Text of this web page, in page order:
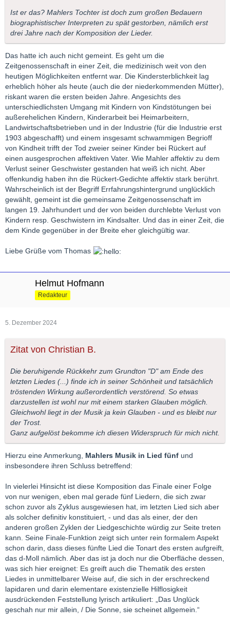
Ist er das? Mahlers Tochter ist doch zum großen Bedauern
biographistischer Interpreten zu spät gestorben, nämlich erst
drei Jahre nach der Komposition der Lieder.
Das hatte ich auch nicht gemeint. Es geht um die
Zeitgenossenschaft in einer Zeit, die medizinisch weit von den
heutigen Möglichkeiten entfernt war. Die Kindersterblichkeit lag
erheblich höher als heute (auch die der niederkommenden Mütter),
riskant waren die ersten beiden Jahre. Angesichts des
unterschiedlichsten Umgang mit Kindern von Kindstötungen bei
außerehelichen Kindern, Kinderarbeit bei Heimarbeitern,
Landwirtschaftsbetrieben und in der Industrie (für die Industrie erst
1903 abgeschafft) und einem insgesamt schwammigen Begrioff
von Kindheit trifft der Tod zweier seiner Kinder bei Rückert auf
einen ausgesprochen affektiven Vater. Wie Mahler affektiv zu dem
Verlust seiner Geschwister gestanden hat weiß ich nicht. Aber
offenkundig haben ihn die Rückert-Gedichte affektiv stark berührt.
Wahrscheinlich ist der Begriff Errfahrungshintergrund unglücklich
gewählt, gemeint ist die gemeinsame Zeitgenossenschaft im
langen 19. Jahrhundert und der von beiden durchlebte Verlust von
Kindern resp. Geschwistern im Kindsalter. Und das in einer Zeit, die
dem Kinde gegenüber in der Breite eher gleichgültig war.
Liebe Grüße vom Thomas
Helmut Hofmann
Redakteur
5. Dezember 2024
Zitat von Christian B.
Die beruhigende Rückkehr zum Grundton "D" am Ende des
letzten Liedes (...) finde ich in seiner Schönheit und tatsächlich
tröstenden Wirkung außerordentlich verstörend. So etwas
darzustellen ist wohl nur mit einem starken Glauben möglich.
Gleichwohl liegt in der Musik ja kein Glauben - und es bleibt nur
der Trost.
Ganz aufgelöst bekomme ich diesen Widerspruch für mich nicht.
Hierzu eine Anmerkung, Mahlers Musik in Lied fünf und
insbesondere ihren Schluss betreffend:
In vielerlei Hinsicht ist diese Komposition das Finale einer Folge
von nur wenigen, eben mal gerade fünf Liedern, die sich zwar
schon zuvor als Zyklus ausgewiesen hat, im letzten Lied sich aber
als solcher definitiv konstituiert, - und das als einer, der den
anderen großen Zyklen der Liedgeschichte würdig zur Seite treten
kann. Seine Finale-Funktion zeigt sich unter rein formalem Aspekt
schon darin, dass dieses fünfte Lied die Tonart des ersten aufgreift,
das d-Moll nämlich. Aber das ist ja doch nur die Oberfläche dessen,
was sich hier ereignet: Es greift auch die Thematik des ersten
Liedes in unmittelbarer Weise auf, die sich in der erschreckend
lapidaren und darin elementare existenzielle Hilflosigkeit
ausdrückenden Feststellung lyrisch artikuliert: „Das Unglück
geschah nur mir allein, / Die Sonne, sie scheinet allgemein.“